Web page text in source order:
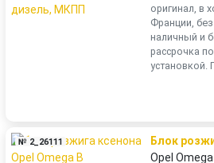
оригинал, в
Франции,
наличный и
рассрочка
установкой.
№ 2_26111
Блок
Opel